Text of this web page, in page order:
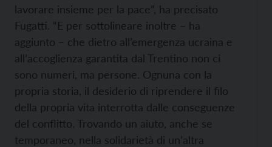
lavorare insieme per la pace”, ha precisato
Fugatti. “E per sottolineare inoltre – ha
aggiunto – che dietro all’emergenza ucraina e
all’accoglienza garantita dal Trentino non ci
sono numeri, ma persone. Ognuna con la
propria storia, il desiderio di riprendere il filo
della propria vita interrotta dalle conseguenze
del conflitto. Trovando un aiuto, anche se
temporaneo, nella solidarietà di un’altra